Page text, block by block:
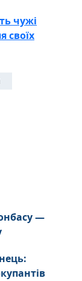
чужі
своїх
—